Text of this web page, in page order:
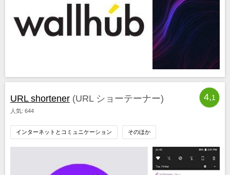
4,1
URL shortener (URL ショーテーナー)
人気: 644
インターネットとコミュニケーション そのほか